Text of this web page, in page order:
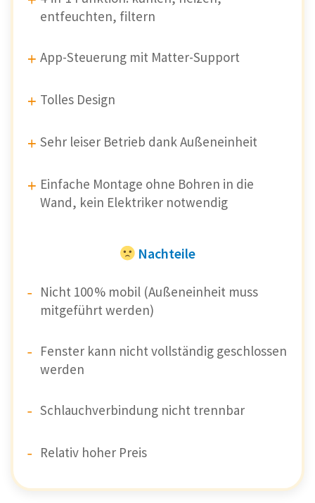
entfeuchten, filtern
App-Steuerung mit Matter-Support
Tolles Design
Sehr leiser Betrieb dank Außeneinheit
Einfache Montage ohne Bohren in die
Wand, kein Elektriker notwendig
Nachteile
Nicht 100 % mobil (Außeneinheit muss
mitgeführt werden)
Fenster kann nicht vollständig geschlossen
werden
Schlauchverbindung nicht trennbar
Relativ hoher Preis